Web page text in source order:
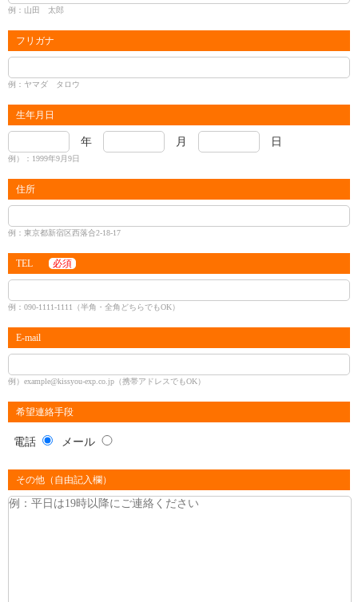
例：山田 太郎
フリガナ
例：ヤマダ タロウ
生年月日
年 月 日
例）：1999年9月9日
住所
例：東京都新宿区西落合2-18-17
TEL 必須
例：090-1111-1111（半角・全角どちらでもOK）
E-mail
例）example@kissyou-exp.co.jp（携帯アドレスでもOK）
希望連絡手段
電話 メール
その他（自由記入欄）